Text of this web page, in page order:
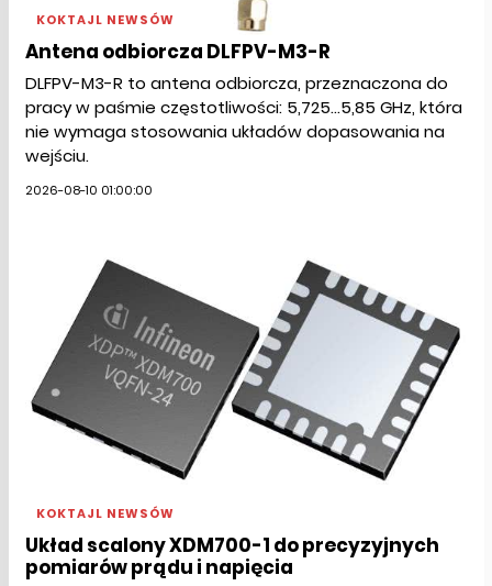
KOKTAJL NEWSÓW
Antena odbiorcza DLFPV-M3-R
DLFPV-M3-R to antena odbiorcza, przeznaczona do
pracy w paśmie częstotliwości: 5,725…5,85 GHz, która
nie wymaga stosowania układów dopasowania na
wejściu.
2026-08-10 01:00:00
KOKTAJL NEWSÓW
Układ scalony XDM700-1 do precyzyjnych
pomiarów prądu i napięcia